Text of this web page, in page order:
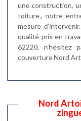
une construction,
toiture., notre
mesure
qualité-prix en
62220, n’hésitez
couverture Nord
Nord